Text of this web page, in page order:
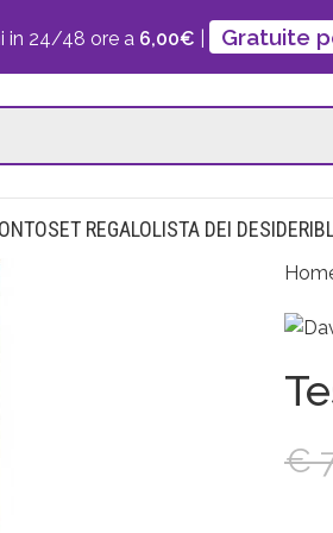
in 24/48 ore a 6,00€ Gratuite
SET REGALOLISTA DEI DESIDERI
€